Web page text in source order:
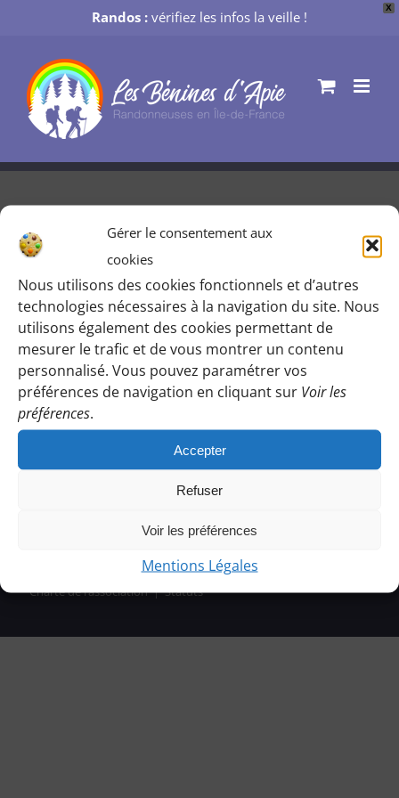
X
Randos : vérifiez les infos la veille !
Gérer le consentement aux
cookies
Nous utilisons des cookies fonctionnels et d’autres
technologies nécessaires à la navigation du site. Nous
utilisons également des cookies permettant de
mesurer le trafic et de vous montrer un contenu
personnalisé. Vous pouvez paramétrer vos
préférences de navigation en cliquant sur Voir les
préférences.
Accepter
Refuser
Voir les préférences
Mentions Légales
contenu
Bords de Marne [CONFIRMÉE MAIS
MODIFIÉE]
Possibilités retour modifiées.
Gaïa [ webmaster ]
© Copyright 2021 | Les Bénines d’Apie |Mentions légales
Charte de l’association|Statuts